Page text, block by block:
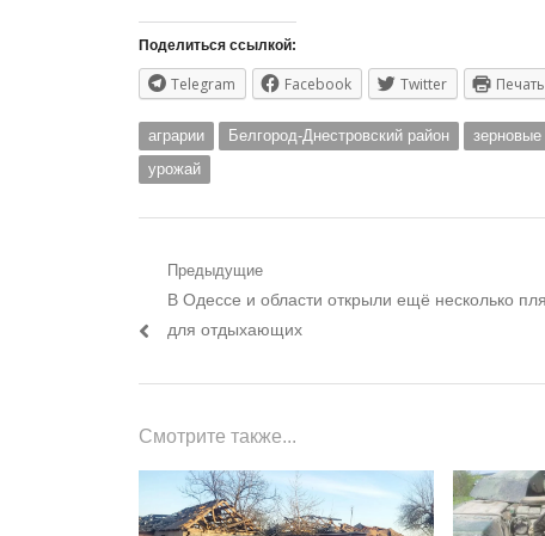
Поделиться ссылкой:
Telegram Facebook Twitter Печать
аграрии Белгород-Днестровский район зерновые
урожай
Навигация
по
Предыдущие
Предыдущий
пост:
В Одессе и области открыли ещё несколько
для отдыхающих
Смотрите также...